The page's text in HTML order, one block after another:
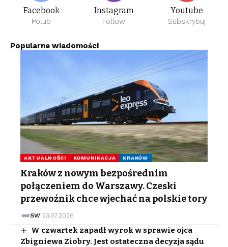
Facebook
Polub
Instagram
Follow
Youtube
Subskrybuj
Popularne wiadomości
AKTUALNOŚCI KOMUNIKACJA KRAKÓW
Kraków z nowym bezpośrednim
połączeniem do Warszawy. Czeski
przewoźnik chce wjechać na polskie tory
SW 23.07.2026
W czwartek zapadł wyrok w sprawie ojca
Zbigniewa Ziobry. Jest ostateczna decyzja sądu